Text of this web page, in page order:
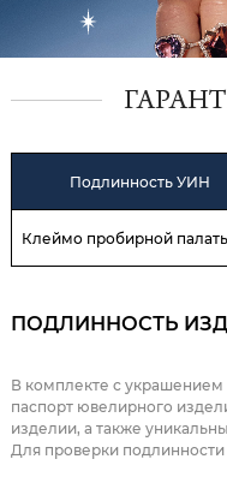
Подлинность УИН
Клеймо пробирной
ПОДЛИННОСТЬ
В комплекте с
паспорт ювелирного
изделии, а также
Для проверки